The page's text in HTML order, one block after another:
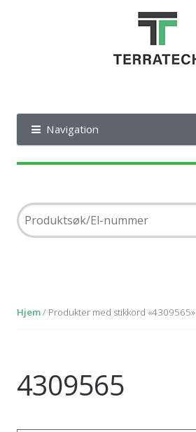
Navigation
Hjem/ Produkter med stikkord «4309565»
4309565